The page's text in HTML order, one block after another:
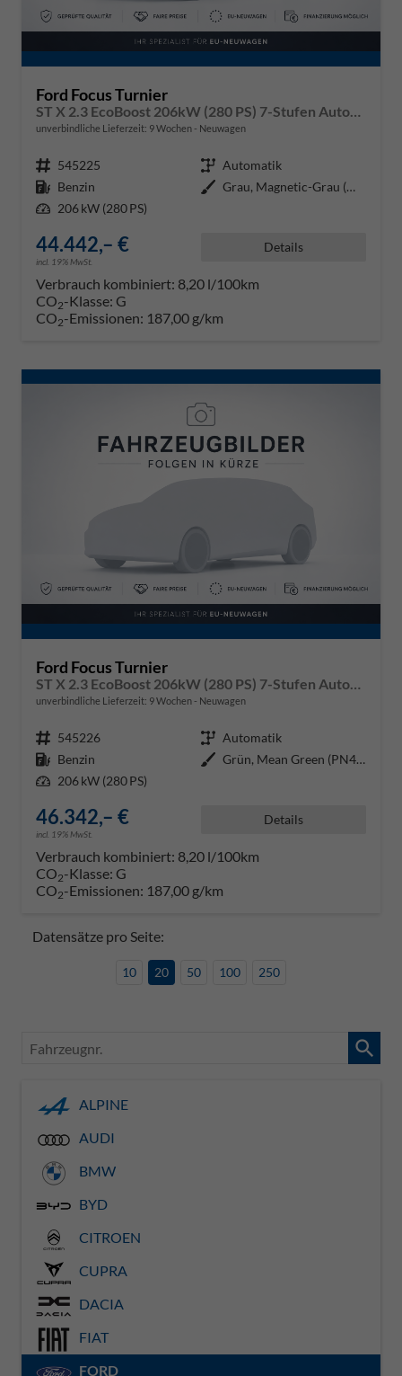
Ford Focus Turnier
unverbindliche Lieferzeit: 9 Wochen Neuwagen
Fahrzeugnr. 545225 Getriebe Automatik
Kraftstoff Benzin Außenfarbe
Grau, Magnetic-Grau (Metallic) (
Leistung 206 kW (280 PS)
44.442,– €
incl. 19% MwSt.
Details
Verbrauch kombiniert: 8,20 l/100km
CO2-Klasse: G
CO2-Emissionen: 187,00 g/km
Ford Focus Turnier
unverbindliche Lieferzeit: 9 Wochen Neuwagen
Fahrzeugnr. 545226 Getriebe Automatik
Kraftstoff Benzin Außenfarbe
Grün, Mean Green (PN4JL0)
Leistung 206 kW (280 PS)
46.342,– €
incl. 19% MwSt.
Details
Verbrauch kombiniert: 8,20 l/100km
CO2-Klasse: G
CO2-Emissionen: 187,00 g/km
Datensätze pro Seite:
10 20 50 100 250
Fahrzeugnr.
ALPINE
AUDI
BMW
BYD
CITROEN
CUPRA
DACIA
FIAT
FORD